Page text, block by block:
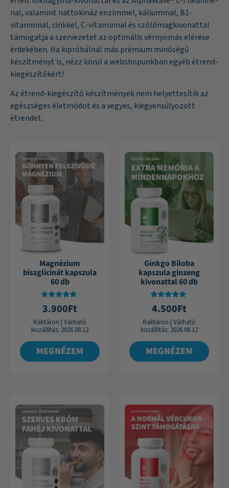
nal, valamint nattokináz enzimmel, káliummal, B1-
vitaminnal, cinkkel, C-vitaminnal és szőlőmagkivonattal
támogatja a szervezetet az optimális vérnyomás elérése
érdekében. Ha kipróbálnál más prémium minőségű
készítményt is, nézz körül a webshopunkban egyéb étrend-
kiegészítőkért!
Az étrend-kiegészítő készítmények nem helyettesítik az
egészséges életmódot és a vegyes, kiegyensúlyozott
étrendet.
Magnézium
biszglicinát kapszula
60 db
Értékelés:
4.91
3.900Ft
Raktáron | Várható
kiszállítás: 2026.08.12
MEGNÉZEM
Ginkgo Biloba
kapszula ginzeng
kivonattal 60 db
Értékelés:
4.76
4.500Ft
Raktáron | Várható
kiszállítás: 2026.08.12
MEGNÉZEM